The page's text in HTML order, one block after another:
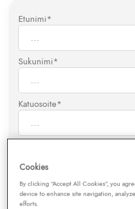
Etunimi*
Sukunimi*
Katuosoite*
Postitoimipaikka*
Cookies
By clicking “Accept All Cookies”, you
device to enhance site navigation,
efforts.